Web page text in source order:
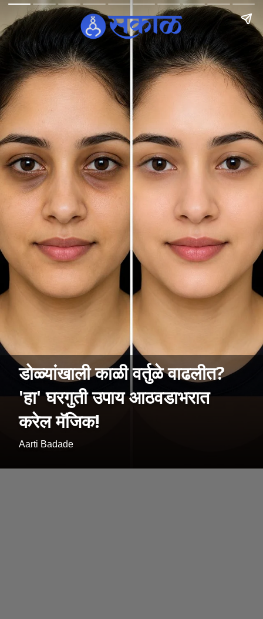
डोळ्यांखाली काळी वर्तुळे वाढलीत?
'हा' घरगुती उपाय आठवडाभरात
करेल मॅजिक!
Aarti Badade